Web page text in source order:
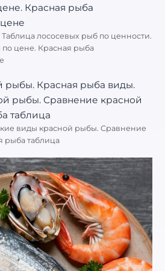
лососевых рыб по ценности.
цене. Красная рыба
виды красной рыбы. Сравнение
рыба таблица